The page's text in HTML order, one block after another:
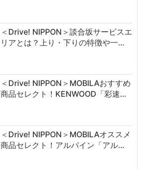
＜Drive! NIPPON＞談合坂サービスエ
リアとは？上り・下りの特徴や一…
＜Drive! NIPPON＞MOBILAおすすめ
商品セレクト！KENWOOD「彩速…
＜Drive! NIPPON＞MOBILAオススメ
商品セレクト！アルパイン「アル…